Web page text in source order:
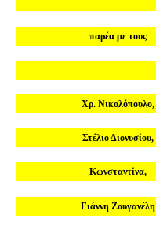
παρέα με τους
Χρ. Νικολόπουλο,
Στέλιο Διονυσίου,
Κωνσταντίνα,
Γιάννη Ζουγανέλη